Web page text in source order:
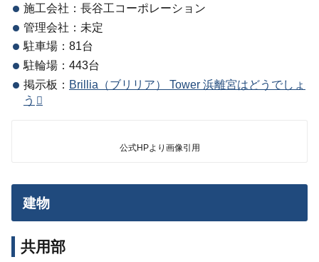
施工会社：長谷工コーポレーション
管理会社：未定
駐車場：81台
駐輪場：443台
掲示板： Brillia（ブリリア） Tower 浜離宮はどうでしょ
う
公式HPより画像引用
建物
共用部